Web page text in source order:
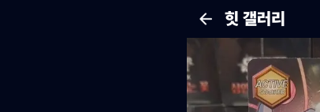
힛 갤러리